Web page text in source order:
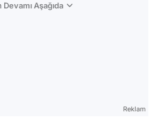
Aşağıda
Reklam